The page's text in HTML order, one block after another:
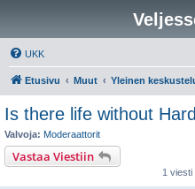
UKK
Etusivu Muut Yleinen
Is there life without
Valvoja: Moderaattorit
Vastaa Viestiin
1 viesti